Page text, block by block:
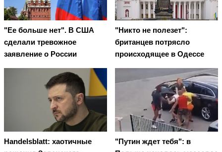
"Ее больше нет". В США
сделали тревожное
заявление о России
"Никто не полезет":
британцев потрясло
происходящее в Одессе
Handelsblatt: хаотичные
"Путин ждет тебя": в